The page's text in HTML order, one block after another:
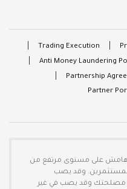
Trading Execution
Anti Money Laundering
Partnership
Partner
الهامش على مستوى مرتفع من
المستثمرين. وقد يصب
مصلحتك وقد يصب في غير